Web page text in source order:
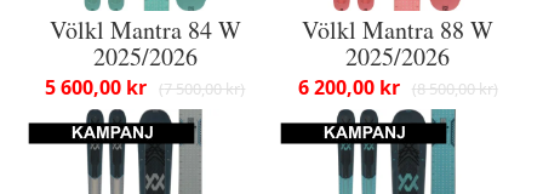
Völkl Mantra 84 W
2025/2026
7 500,00 kr
5 600,00 kr
Völkl Mantra 88 W
2025/2026
8 500,00 kr
6 200,00 kr